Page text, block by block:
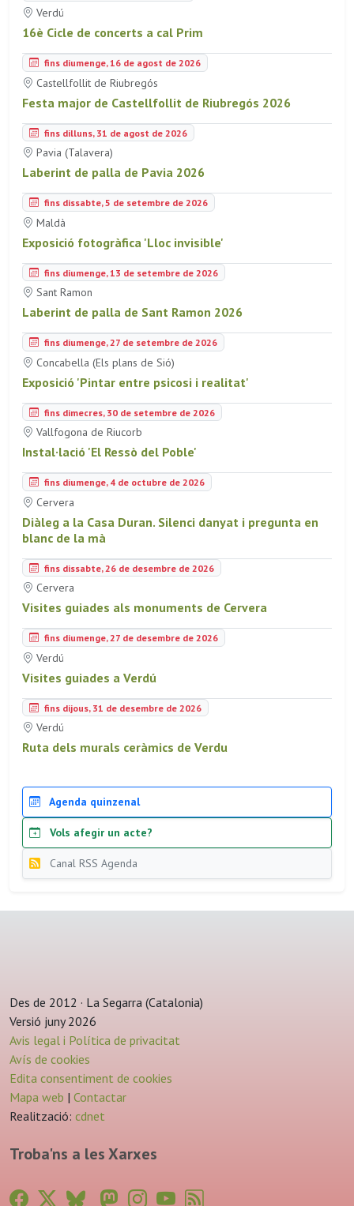
Verdú
16è Cicle de concerts a cal Prim
fins diumenge, 16 de agost de 2026
Castellfollit de Riubregós
Festa major de Castellfollit de Riubregós 2026
fins dilluns, 31 de agost de 2026
Pavia (Talavera)
Laberint de palla de Pavia 2026
fins dissabte, 5 de setembre de 2026
Maldà
Exposició fotogràfica 'Lloc invisible'
fins diumenge, 13 de setembre de 2026
Sant Ramon
Laberint de palla de Sant Ramon 2026
fins diumenge, 27 de setembre de 2026
Concabella (Els plans de Sió)
Exposició 'Pintar entre psicosi i realitat'
fins dimecres, 30 de setembre de 2026
Vallfogona de Riucorb
Instal·lació 'El Ressò del Poble'
fins diumenge, 4 de octubre de 2026
Cervera
Diàleg a la Casa Duran. Silenci danyat i pregunta en
blanc de la mà
fins dissabte, 26 de desembre de 2026
Cervera
Visites guiades als monuments de Cervera
fins diumenge, 27 de desembre de 2026
Verdú
Visites guiades a Verdú
fins dijous, 31 de desembre de 2026
Verdú
Ruta dels murals ceràmics de Verdu
Agenda quinzenal
Vols afegir un acte?
Canal RSS Agenda
Des de 2012 · La Segarra (Catalonia)
Versió juny 2026
Avis legal i Política de privacitat
Avís de cookies
Edita consentiment de cookies
Mapa web | Contactar
Realització: cdnet
Troba'ns a les Xarxes